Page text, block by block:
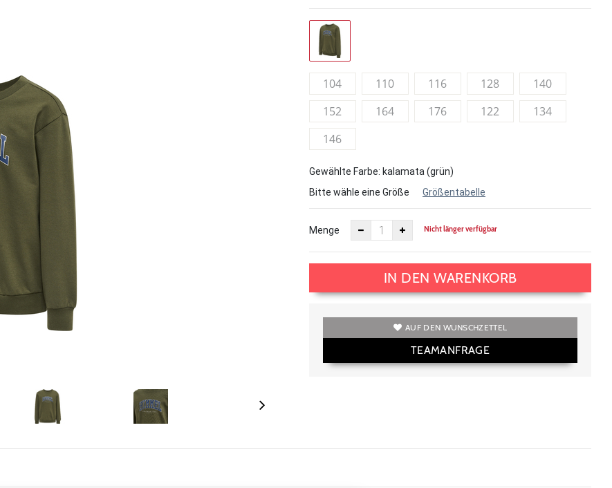
104 110 116 128
140
152
164 176 122
134
146
Gewählte Farbe: kalamata (grün)
Bitte wähle eine Größe
Größentabelle
Menge Nicht länger verfügbar
IN DEN WARENKORB
AUF DEN WUNSCHZETTEL
TEAMANFRAGE